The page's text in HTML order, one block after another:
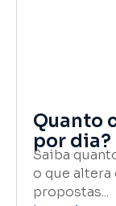
Quanto
por dia?
Saiba
o que altera
propostas...